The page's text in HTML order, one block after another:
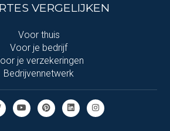
VERGELIJKEN
Voor thuis
Voor je bedrijf
je verzekeringen
Bedrijvennetwerk